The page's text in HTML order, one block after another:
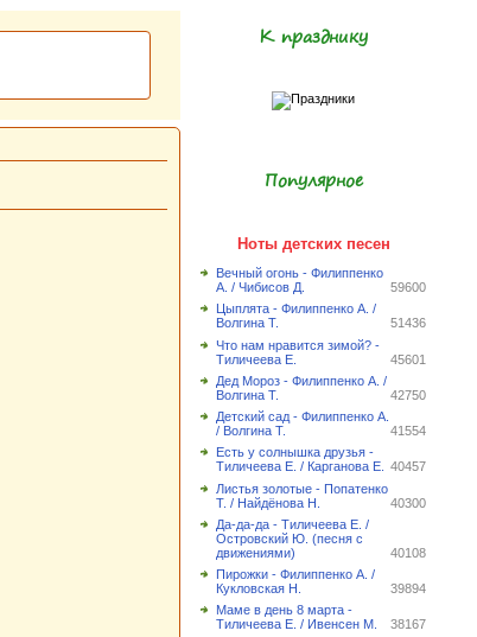
К празднику
Популярное
Ноты детских песен
Вечный огонь - Филиппенко
А. / Чибисов Д.
59600
Цыплята - Филиппенко А. /
Волгина Т.
51436
Что нам нравится зимой? -
Тиличеева Е.
45601
Дед Мороз - Филиппенко А. /
Волгина Т.
42750
Детский сад - Филиппенко А.
/ Волгина Т.
41554
Есть у солнышка друзья -
Тиличеева Е. / Карганова Е.
40457
Листья золотые - Попатенко
Т. / Найдёнова Н.
40300
Да-да-да - Тиличеева Е. /
Островский Ю. (песня с
движениями)
40108
Пирожки - Филиппенко А. /
Кукловская Н.
39894
Маме в день 8 марта -
Тиличеева Е. / Ивенсен М.
38167